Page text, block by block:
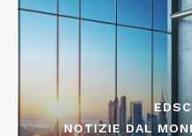
NOTIZIE DAL